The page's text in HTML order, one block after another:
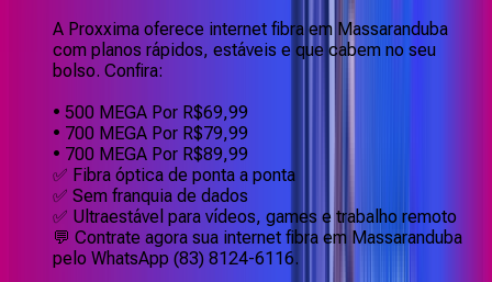
A Proxxima oferece internet fibra em Massaranduba
com planos rápidos, estáveis e que cabem no seu
bolso. Confira:
• 500 MEGA Por R$69,99
• 700 MEGA Por R$79,99
• 700 MEGA Por R$89,99
✅ Fibra óptica de ponta a ponta
✅ Sem franquia de dados
✅ Ultraestável para vídeos, games e trabalho remoto
💬 Contrate agora sua internet fibra em Massaranduba
pelo WhatsApp (83) 8124-6116.